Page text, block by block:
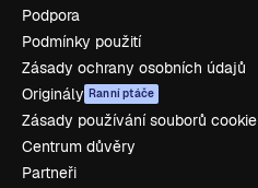
Podpora
Podmínky použití
Zásady ochrany osobních údajů
Originály Ranní ptáče
Zásady používání souborů cookie
Centrum důvěry
Partneři